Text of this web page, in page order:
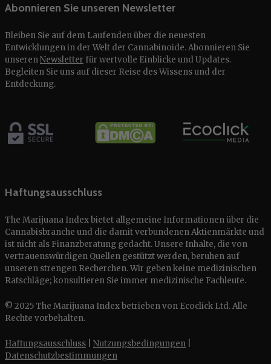
Abonnieren Sie unseren Newsletter
Bleiben Sie auf dem Laufenden über die neuesten
Entwicklungen in der Welt der Cannabinoide. Abonnieren Sie
unserenNewsletter für wertvolle Einblicke und Updates.
Begleiten Sie uns auf dieser Reise des Wissens und der
Entdeckung.
Haftungsausschluss
The Marijuana Index bietet allgemeine Informationen über die
Cannabisbranche und die damit verbundenen Aktienmärkte und
ist nicht als Finanzberatung gedacht. Unsere Inhalte, die von
vertrauenswürdigen Quellen gestützt werden, beruhen auf
unseren strengen Recherchen. Wir geben keine medizinischen
Ratschläge; konsultieren Sie immer medizinische Fachleute.
© 2025 The Marijuana Index betrieben von Ecoclick Ltd. Alle
Rechte vorbehalten.
Haftungsausschluss Nutzungsbedingungen
Datenschutzbestimmungen